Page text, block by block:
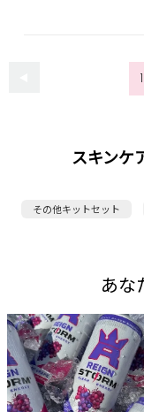
1
スキンケ
その他キットセット
あな